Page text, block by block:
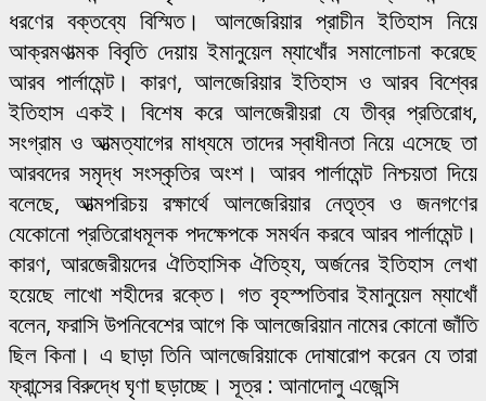
ধরণের বক্তব্যে বিস্মিত। আলজেরিয়ার প্রাচীন ইতিহাস নিয়ে
আক্রমণাত্মক বিবৃতি দেয়ায় ইমানুয়েল ম্যাখোঁর সমালোচনা করেছে
আরব পার্লামেন্ট। কারণ, আলজেরিয়ার ইতিহাস ও আরব বিশ্বের
ইতিহাস একই। বিশেষ করে আলজেরীয়রা যে তীব্র প্রতিরোধ,
সংগ্রাম ও আত্মত্যাগের মাধ্যমে তাদের স্বাধীনতা নিয়ে এসেছে তা
আরবদের সমৃদ্ধ সংস্কৃতির অংশ। আরব পার্লামেন্ট নিশ্চয়তা দিয়ে
বলেছে, আত্মপরিচয় রক্ষার্থে আলজেরিয়ার নেতৃত্ব ও জনগণের
যেকোনো প্রতিরোধমূলক পদক্ষেপকে সমর্থন করবে আরব পার্লামেন্ট।
কারণ, আরজেরীয়দের ঐতিহাসিক ঐতিহ্য, অর্জনের ইতিহাস লেখা
হয়েছে লাখো শহীদের রক্তে। গত বৃহস্পতিবার ইমানুয়েল ম্যাখোঁ
বলেন, ফরাসি উপনিবেশের আগে কি আলজেরিয়ান নামের কোনো জাঁতি
ছিল কিনা। এ ছাড়া তিনি আলজেরিয়াকে দোষারোপ করেন যে তারা
ফ্রান্সের বিরুদ্ধে ঘৃণা ছড়াচ্ছে। সূত্র : আনাদোলু এজেন্সি